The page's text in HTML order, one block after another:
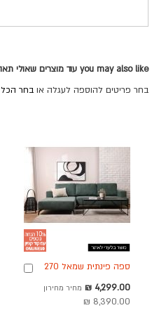
you may also like עוד מוצרים שאולי תאהבו
בחר פריטים להוספה לעגלה או בחר הכל
ספה פינתית שמאל 270
מחיר
מבצע
4,299.00 ₪ מחיר מחירון
8,390.00 ₪
הוספה